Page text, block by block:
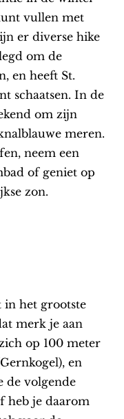
vullen met
er diverse hike
om de
en heeft St.
schaatsen. In de
om zijn
meren.
neem een
of geniet op
zon.
in het grootste
merk je aan
op 100 meter
en
de volgende
heb je daarom